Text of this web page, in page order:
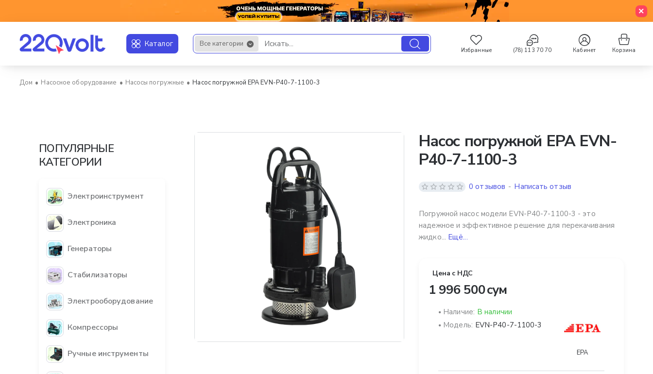
Каталог Все категории
Искать... Избранные (78) 113 70 70 Кабинет Корзина
Насосное оборудование Насосы погружные Насос погружной EPA EVN-P40-7-1100-3
ПОПУЛЯРНЫЕ
КАТЕГОРИИ
Электроинструмент
Электроника
Генераторы
Стабилизаторы
Электрооборудование
Компрессоры
Ручные инструменты
Насос погружной EPA EVN-
P40-7-1100-3
Погружной насос модели EVN-P40-7-1100-3 - это
надежное и эффективное решение для перекачивания
жидко... Ещё...
0 отзывов - Написать отзыв
Цена с НДС
1 996 500 сум
Наличие: В наличии
Модель: EVN-P40-7-1100-3
EPA